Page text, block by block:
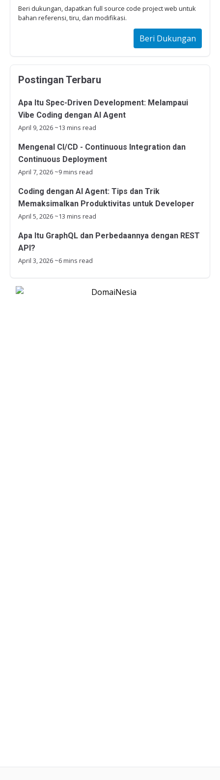
Beri dukungan, dapatkan full source code project web untuk
bahan referensi, tiru, dan modifikasi.
Beri Dukungan
Postingan Terbaru
Apa Itu Spec-Driven Development: Melampaui
Vibe Coding dengan AI Agent
April 9, 2026 ~13 mins read
Mengenal CI/CD - Continuous Integration dan
Continuous Deployment
April 7, 2026 ~9 mins read
Coding dengan AI Agent: Tips dan Trik
Memaksimalkan Produktivitas untuk Developer
April 5, 2026 ~13 mins read
Apa Itu GraphQL dan Perbedaannya dengan REST
API?
April 3, 2026 ~6 mins read